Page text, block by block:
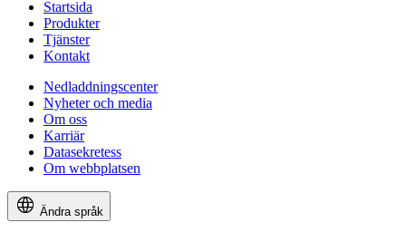
Startsida
Produkter
Tjänster
Kontakt
Nedladdningscenter
Nyheter och media
Om oss
Karriär
Datasekretess
Om webbplatsen
Ändra språk